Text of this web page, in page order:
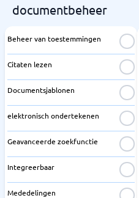
documentbeheer
Beheer van toestemmingen
Citaten lezen
Documentsjablonen
elektronisch ondertekenen
Geavanceerde zoekfunctie
Integreerbaar
Mededelingen